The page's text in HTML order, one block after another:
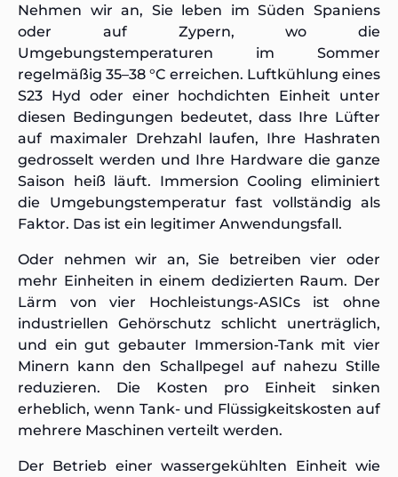
Nehmen wir an, Sie leben im Süden Spaniens
oder auf Zypern, wo die
Umgebungstemperaturen im Sommer
regelmäßig 35–38 °C erreichen. Luftkühlung eines
S23 Hyd oder einer hochdichten Einheit unter
diesen Bedingungen bedeutet, dass Ihre Lüfter
auf maximaler Drehzahl laufen, Ihre Hashraten
gedrosselt werden und Ihre Hardware die ganze
Saison heiß läuft. Immersion Cooling eliminiert
die Umgebungstemperatur fast vollständig als
Faktor. Das ist ein legitimer Anwendungsfall.
Oder nehmen wir an, Sie betreiben vier oder
mehr Einheiten in einem dedizierten Raum. Der
Lärm von vier Hochleistungs-ASICs ist ohne
industriellen Gehörschutz schlicht unerträglich,
und ein gut gebauter Immersion-Tank mit vier
Minern kann den Schallpegel auf nahezu Stille
reduzieren. Die Kosten pro Einheit sinken
erheblich, wenn Tank- und Flüssigkeitskosten auf
mehrere Maschinen verteilt werden.
Der Betrieb einer wassergekühlten Einheit wie